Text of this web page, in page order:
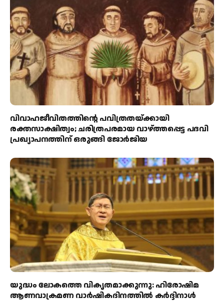
വിവാഹജീവിതത്തിന്റെ പവിത്രതയ്ക്കായി
രക്തസാക്ഷിത്വം; ചരിത്രപരമായ വാഴ്ത്തപ്പെട്ട പദവി
പ്രഖ്യാപനത്തിന് ഒരുങ്ങി ജോര്‍ജിയ
യുദ്ധം ലോകത്തെ വികൃതമാക്കുന്നു: ഹിരോഷിമ
ആണവാക്രമണ വാർഷികദിനത്തിൽ കർദ്ദിനാൾ